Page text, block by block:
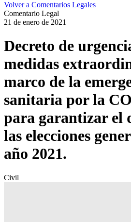
Volver a Comentarios Legales
Comentario Legal
21 de enero de 2021
Decreto de
medidas
marco de la
sanitaria por la
para garantizar el
las elecciones
año 2021.
Civil